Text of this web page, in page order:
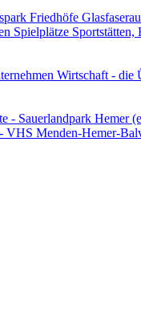
Friedhöfe
Spielplätze Sportstätten,
Wirtschaft - die
- Sauerlandpark Hemer
VHS Menden-Hemer-